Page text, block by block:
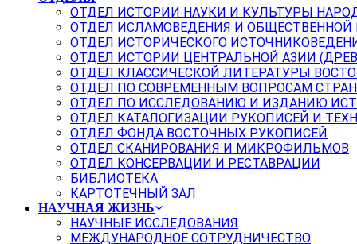
ОТДЕЛ ИСТОРИИ НАУКИ И КУЛЬТУРЫ
ОТДЕЛ ИСЛАМОВЕДЕНИЯ И
ОТДЕЛ ИСТОРИЧЕСКОГО
ОТДЕЛ ИСТОРИИ ЦЕНТРАЛЬНОЙ АЗИИ
ОТДЕЛ КЛАССИЧЕСКОЙ ЛИТЕРАТУРЫ
ОТДЕЛ ПО СОВРЕМЕННЫМ ВОПРОСАМ
ОТДЕЛ ПО ИССЛЕДОВАНИЮ И ИЗДАНИЮ
ОТДЕЛ КАТАЛОГИЗАЦИИ РУКОПИСЕЙ И
ОТДЕЛ ФОНДА ВОСТОЧНЫХ РУКОПИСЕЙ
ОТДЕЛ СКАНИРОВАНИЯ И МИКРОФИЛЬМОВ
ОТДЕЛ КОНСЕРВАЦИИ И РЕСТАВРАЦИИ
БИБЛИОТЕКА
КАРТОТЕЧНЫЙ ЗАЛ
НАУЧНАЯ ЖИЗНЬ
НАУЧНЫЕ ИССЛЕДОВАНИЯ
МЕЖДУНАРОДНОЕ СОТРУДНИЧЕСТВО